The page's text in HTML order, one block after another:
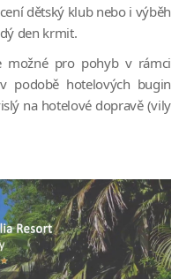
dětský klub nebo i výběh
den krmit.
možné pro pohyb v rámci
podobě hotelových bugin
na hotelové dopravě (vily